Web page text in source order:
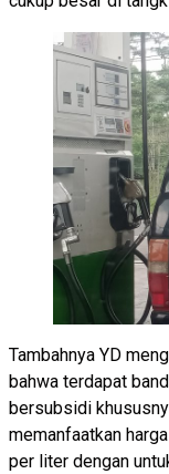
Tambahnya YD
bahwa terdapat
bersubsidi
memanfaatkan
per liter dengan